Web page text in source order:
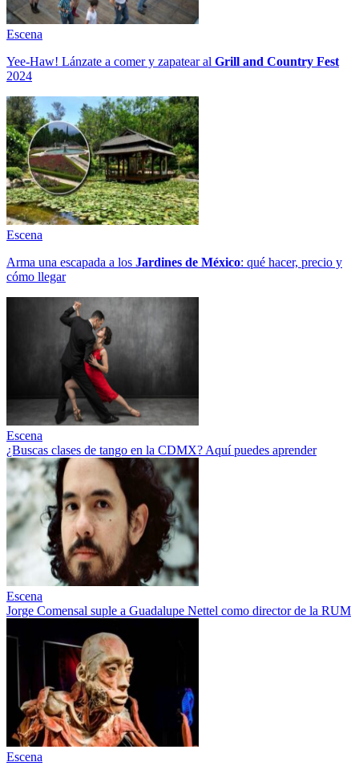
Escena
Yee-Haw! Lánzate a comer y zapatear al Grill and Country Fest
2024
Escena
Arma una escapada a los Jardines de México: qué hacer, precio y
cómo llegar
Escena
¿Buscas clases de tango en la CDMX? Aquí puedes aprender
Escena
Jorge Comensal suple a Guadalupe Nettel como director de la RUM
Escena